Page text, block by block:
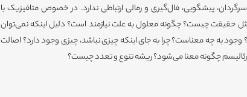
پیشگویی، فال‌گیری و رمالی ارتباطی ندارد. در خصوص متافیزیک با
چیست؟ چگونه معلول به علت نیازمند است؟ دلیل اینکه نمی‌توان
به چه معناست؟ چرا به جای اینکه چیزی نباشد، چیزی وجود دارد؟ اصالت
چگونه معنا می‌شود؟ ریشه تنوع و تعدد چیست؟